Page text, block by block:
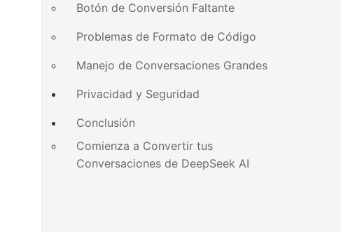
Botón de Conversión Faltante
Problemas de Formato de Código
Manejo de Conversaciones Grandes
Privacidad y Seguridad
Conclusión
Comienza a Convertir tus
Conversaciones de DeepSeek AI